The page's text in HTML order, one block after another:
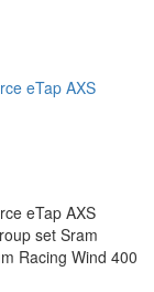
eTap AXS
eTap AXS
set Sram
Racing Wind 400